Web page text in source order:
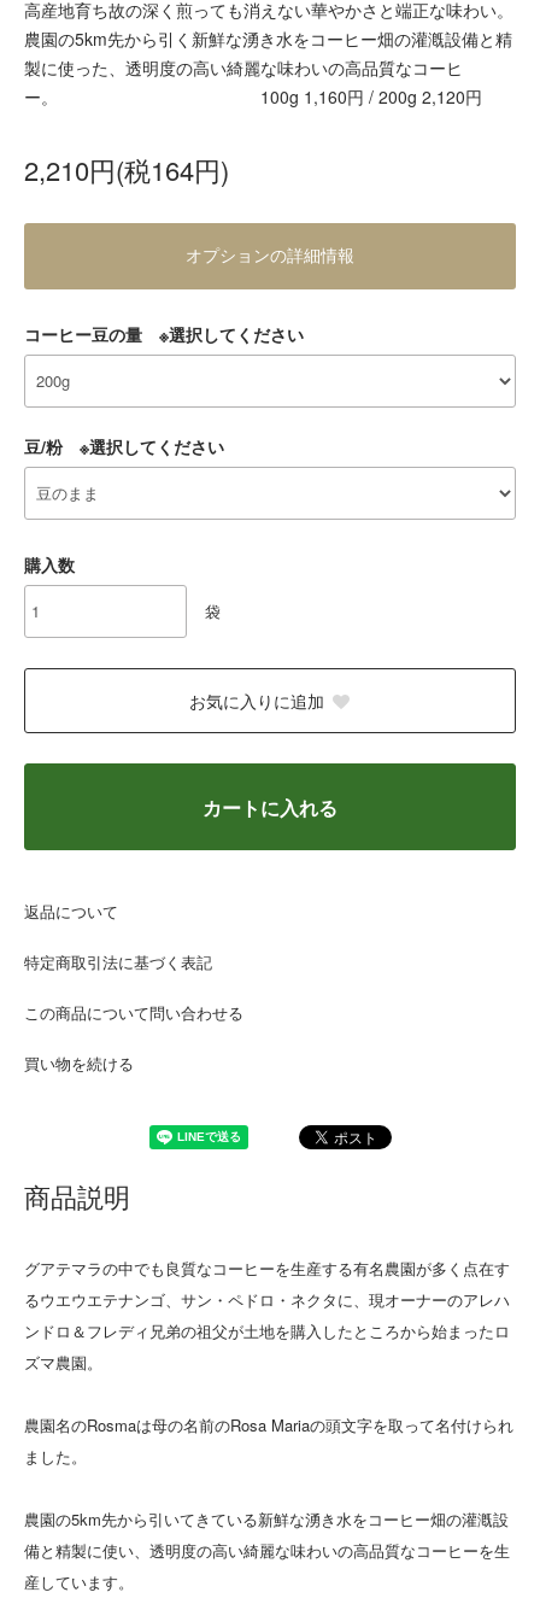
高産地育ち故の深く煎っても消えない華やかさと端正な味わい。
農園の5km先から引く新鮮な湧き水をコーヒー畑の灌漑設備と精
製に使った、透明度の高い綺麗な味わいの高品質なコーヒ
ー。 100g 1,160円 / 200g 2,120円
2,210円(税164円)
オプションの詳細情報
コーヒー豆の量 ※選択してください
豆/粉 ※選択してください
購入数
袋
お気に入りに追加
カートに入れる
返品について
特定商取引法に基づく表記
この商品について問い合わせる
買い物を続ける
商品説明
グアテマラの中でも良質なコーヒーを生産する有名農園が多く点在す
るウエウエテナンゴ、サン・ペドロ・ネクタに、現オーナーのアレハ
ンドロ＆フレディ兄弟の祖父が土地を購入したところから始まったロ
ズマ農園。
農園名のRosmaは母の名前のRosa Mariaの頭文字を取って名付けられ
ました。
農園の5km先から引いてきている新鮮な湧き水をコーヒー畑の灌漑設
備と精製に使い、透明度の高い綺麗な味わいの高品質なコーヒーを生
産しています。